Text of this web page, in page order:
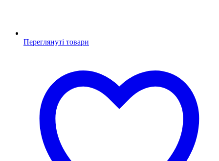
Переглянуті товари